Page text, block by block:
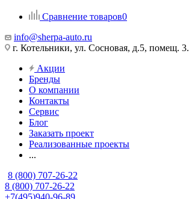
Сравнение товаров0
info@sherpa-auto.ru
г. Котельники, ул. Сосновая, д.5, помещ. 3.
Акции
Бренды
О компании
Контакты
Сервис
Блог
Заказать проект
Реализованные проекты
...
8 (800) 707-26-22
8 (800) 707-26-22
+7(495)940-96-89